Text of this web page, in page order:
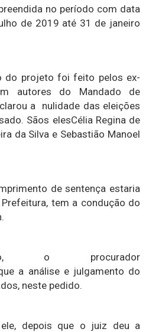
no período com data
de 2019 até 31 de janeiro
do projeto foi feito pelos ex-
autores do Mandado de
a nulidade das eleições
Sãos elesCélia Regina de
da Silva e Sebastião Manoel
de sentença estaria
tem a condução do
o procurador
a análise e julgamento do
neste pedido.
depois que o juiz deu a